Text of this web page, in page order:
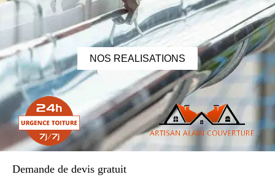
NOS REALISATIONS
Demande de devis gratuit